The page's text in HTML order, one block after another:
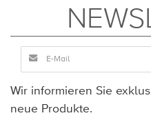
Wir informieren Sie
neue Produkte.